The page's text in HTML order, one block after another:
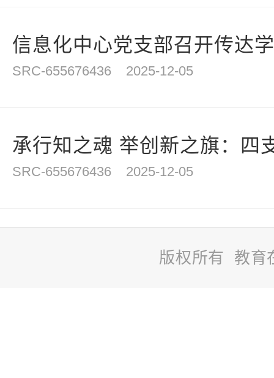
信息化中心党支部召开传达
SRC-655676436 2025-12-05
承行知之魂 举创新之旗：四
SRC-655676436 2025-12-05
版权所有 教育